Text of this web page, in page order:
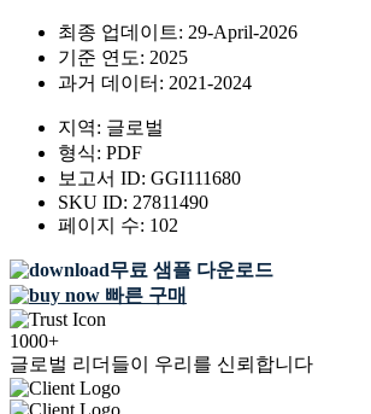
최종 업데이트: 29-April-2026
기준 연도: 2025
과거 데이터: 2021-2024
지역: 글로벌
형식: PDF
보고서 ID: GGI111680
SKU ID: 27811490
페이지 수: 102
무료 샘플 다운로드
빠른 구매
1000+
글로벌 리더들이 우리를 신뢰합니다